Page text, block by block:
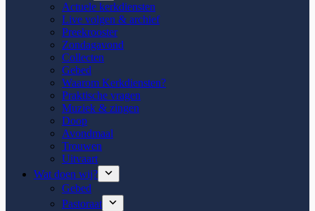
Actuele kerkdiensten
Live volgen & archief
Preekrooster
Zondagavond
Collecten
Gebed
Waarom Kerkdiensten?
Praktische vragen
Muziek & zingen
Doop
Avondmaal
Trouwen
Uitvaart
Wat doen wij?
Gebed
Pastoraat